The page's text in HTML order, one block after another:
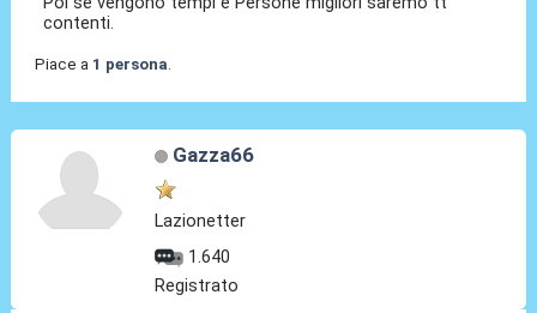
contenti.
Piace a 1 persona.
Gazza66
Lazionetter
1.640
Registrato